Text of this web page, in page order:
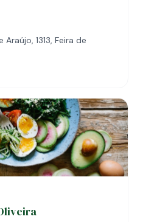
1313, Feira de